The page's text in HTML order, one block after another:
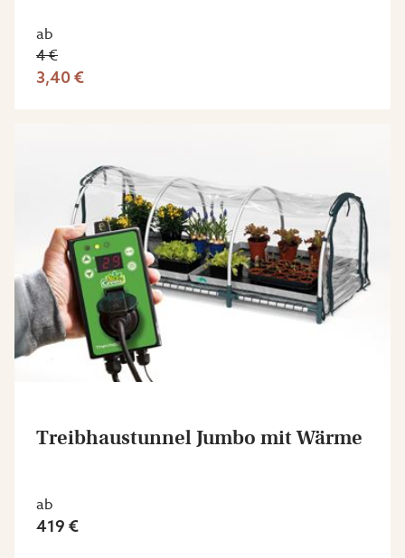
ab
4 €
3,40 €
Treibhaustunnel Jumbo mit Wärme
ab
419 €